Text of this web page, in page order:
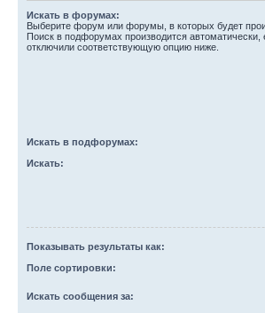
Искать в форумах:
Выберите форум или форумы, в которых будет
Поиск в подфорумах производится автоматически,
отключили соответствующую опцию ниже.
Искать в подфорумах:
Искать:
Показывать результаты как:
Поле сортировки:
Искать сообщения за: